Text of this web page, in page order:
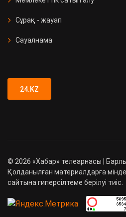
Сұрақ - жауап
Сауалнама
24.KZ
© 2026 «Хабар» телеарнасы |
Қолданылған материалдарға
сайтына гиперсілтеме берілуі тиіс.